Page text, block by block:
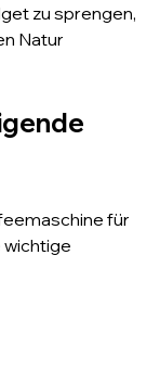
zu sprengen,
Natur
für
wichtige